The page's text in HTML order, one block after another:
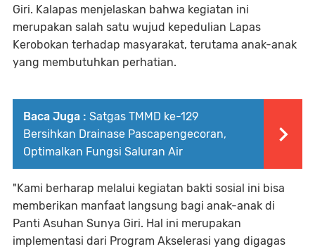
Giri. Kalapas menjelaskan bahwa kegiatan ini
merupakan salah satu wujud kepedulian Lapas
Kerobokan terhadap masyarakat, terutama anak-anak
yang membutuhkan perhatian.
Baca Juga : Satgas TMMD ke-129
Bersihkan Drainase Pascapengecoran,
Optimalkan Fungsi Saluran Air
"Kami berharap melalui kegiatan bakti sosial ini bisa
memberikan manfaat langsung bagi anak-anak di
Panti Asuhan Sunya Giri. Hal ini merupakan
implementasi dari Program Akselerasi yang digagas